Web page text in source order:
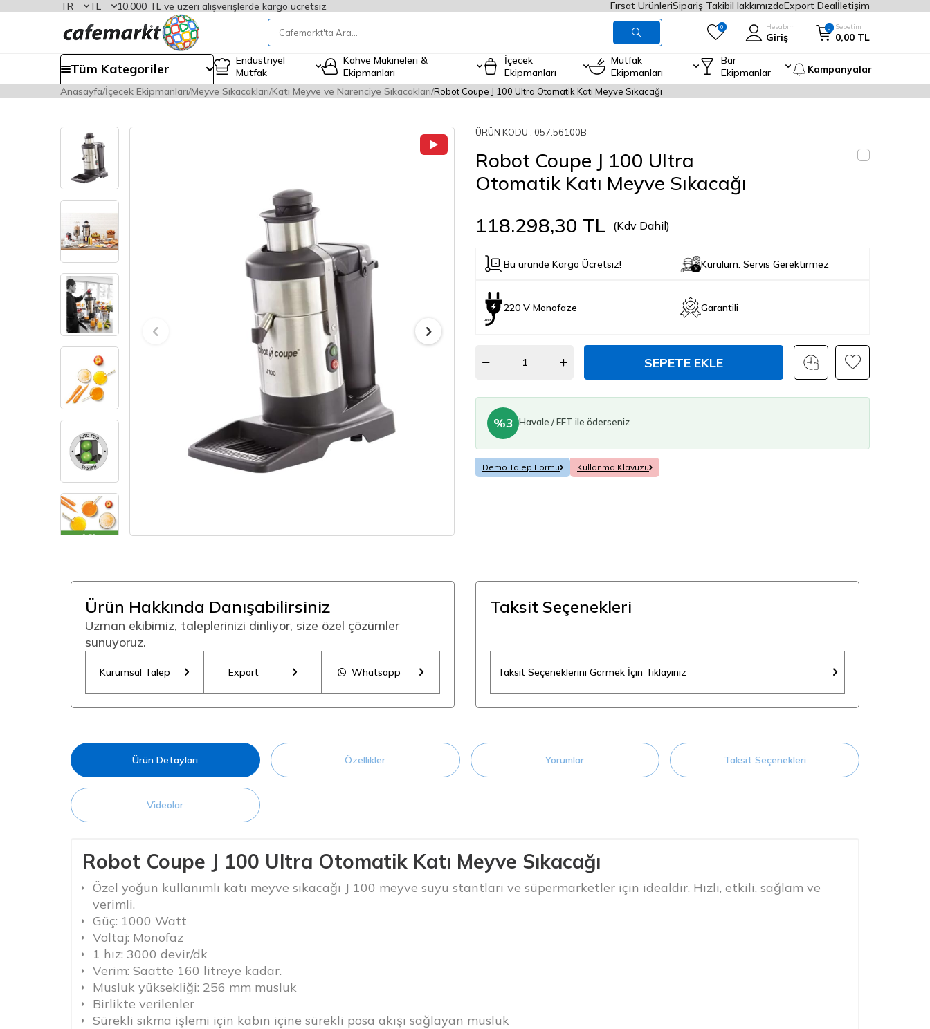
TR TL 10.000 TL ve üzeri alışverişlerde kargo ücretsiz Fırsat ÜrünleriSipariş TakibiHakkımızdaExport Dealİletişim
0 Hesabım
Giriş
0 Sepetim
0,00 TL
Tüm Kategoriler
Endüstriyel
Mutfak
Kahve Makineleri &
Ekipmanları
İçecek
Ekipmanları
Mutfak
Ekipmanları
Bar
Ekipmanlar
Kampanyalar
Anasayfa İçecek Ekipmanları Meyve Sıkacakları Katı Meyve ve Narenciye Sıkacakları Robot Coupe J 100 Ultra Otomatik Katı Meyve Sıkacağı
ÜRÜN KODU : 057.56100B
Robot Coupe J 100 Ultra
Otomatik Katı Meyve Sıkacağı
118.298,30 TL (Kdv Dahil)
Bu üründe Kargo Ücretsiz! Kurulum: Servis Gerektirmez
220 V Monofaze Garantili
SEPETE EKLE
%3 Havale / EFT ile öderseniz
Demo Talep Formu Kullanma Klavuzu
Ürün Hakkında Danışabilirsiniz
Uzman ekibimiz, taleplerinizi dinliyor, size özel çözümler
sunuyoruz.
Kurumsal Talep Export Whatsapp
Taksit Seçenekleri
Taksit Seçeneklerini Görmek İçin Tıklayınız
Ürün Detayları Özellikler Yorumlar Taksit Seçenekleri
Videolar
Robot Coupe J 100 Ultra Otomatik Katı Meyve Sıkacağı
Özel yoğun kullanımlı katı meyve sıkacağı J 100 meyve suyu stantları ve süpermarketler için idealdir. Hızlı, etkili, sağlam ve
verimli.
Güç: 1000 Watt
Voltaj: Monofaz
1 hız: 3000 devir/dk
Verim: Saatte 160 litreye kadar.
Musluk yüksekliği: 256 mm musluk
Birlikte verilenler
Sürekli sıkma işlemi için kabın içine sürekli posa akışı sağlayan musluk